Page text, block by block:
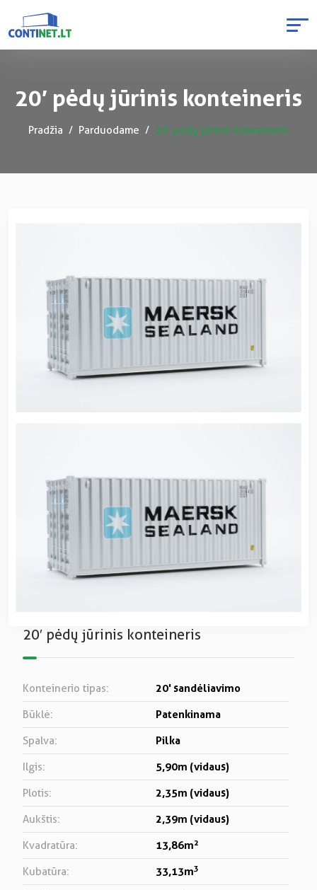
20′ pėdų jūrinis konteineris
Pradžia Parduodame 20′ pėdų jūrinis konteineris
20′ pėdų jūrinis konteineris
Konteinerio tipas: 20' sandėliavimo
Būklė: Patenkinama
Spalva: Pilka
Ilgis: 5,90m (vidaus)
Plotis: 2,35m (vidaus)
Aukštis: 2,39m (vidaus)
Kvadratūra: 13,86m2
Kubatūra: 33,13m3